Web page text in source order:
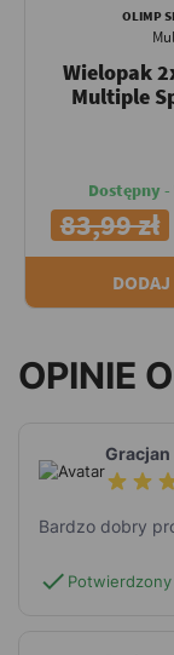
OLIMP
Wielopak
Multiple
Dostępny
83,99 zł
OPINIE
Gracjan
Bardzo dobry
check